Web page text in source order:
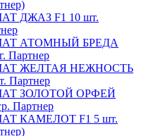
ДЖАЗ F1 10 шт.
АТОМНЫЙ БРЕДА
Партнер
ЖЕЛТАЯ НЕЖНОСТЬ
Партнер
ЗОЛОТОЙ ОРФЕЙ
Партнер
КАМЕЛОТ F1 5 шт.